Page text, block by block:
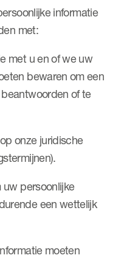
informatie
met:
met u en of we uw
bewaren om een
of te
onze juridische
uw persoonlijke
een wettelijk
moeten